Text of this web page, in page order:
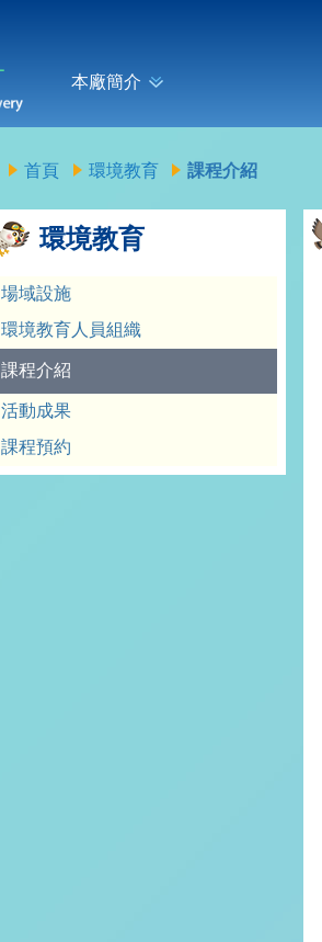
本廠簡介
首頁 環境教育 課程介紹
環境教育
場域設施
環境教育人員組織
課程介紹
活動成果
課程預約